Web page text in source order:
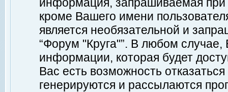
кроме Вашего имени
является необязательной и
“Форум "Круга"”. В любом
информации, которая будет
Вас есть возможность
генерируются и рассылаются